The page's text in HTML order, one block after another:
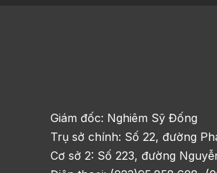
Giám đốc: Nghiêm Sỹ Đống
Trụ sở chính: Số 22, đường
Cơ sở 2: Số 223, đường